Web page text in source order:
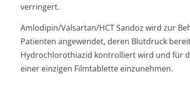
verringert.
Amlodipin/Val­sartan/HCT Sandoz wird zur
Patienten angewendet, deren Blutdruck
Hydrochlorothiazid kontrolliert wird und für
einer einzigen Filmtablette einzunehmen.